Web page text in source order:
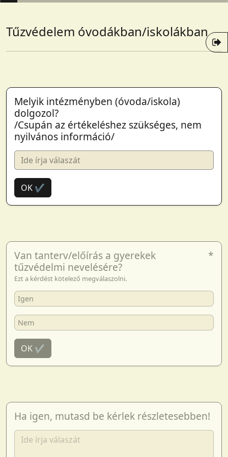
Tűzvédelem óvodákban/iskolákban
Melyik intézményben (óvoda/iskola)
dolgozol?
/Csupán az értékeléshez szükséges, nem
nyilvános információ/
OK ✔
Van tanterv/előírás a gyerekek
tűzvédelmi nevelésére?
*
Ezt a kérdést kötelező megválaszolni.
Igen
Nem
OK ✔
Ha igen, mutasd be kérlek részletesebben!